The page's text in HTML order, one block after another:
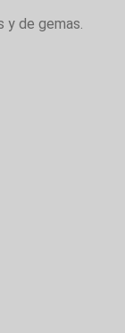
y de gemas.